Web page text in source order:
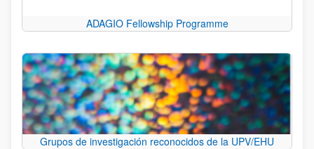
ADAGIO Fellowship Programme
Grupos de investigación reconocidos de la UPV/EHU